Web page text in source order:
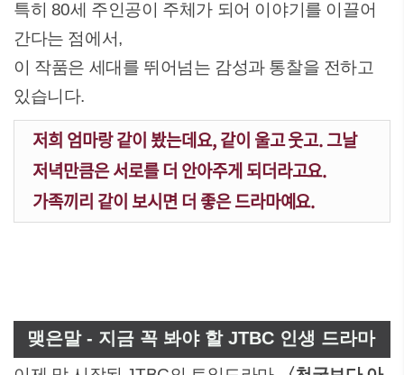
특히 80세 주인공이 주체가 되어 이야기를 이끌어
간다는 점에서,
이 작품은 세대를 뛰어넘는 감성과 통찰을 전하고
있습니다.
저희 엄마랑 같이 봤는데요, 같이 울고 웃고. 그날
저녁만큼은 서로를 더 안아주게 되더라고요.
가족끼리 같이 보시면 더 좋은 드라마예요.
맺은말 - 지금 꼭 봐야 할 JTBC 인생 드라마